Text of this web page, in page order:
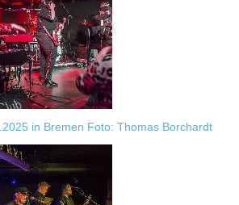
in Bremen Foto: Thomas Borchardt